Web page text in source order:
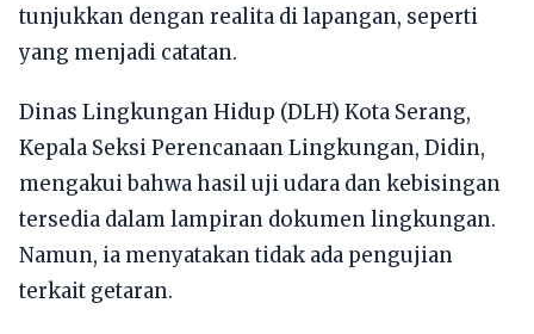
tunjukkan dengan realita di lapangan, seperti
yang menjadi catatan.
Dinas Lingkungan Hidup (DLH) Kota Serang,
Kepala Seksi Perencanaan Lingkungan, Didin,
mengakui bahwa hasil uji udara dan kebisingan
tersedia dalam lampiran dokumen lingkungan.
Namun, ia menyatakan tidak ada pengujian
terkait getaran.